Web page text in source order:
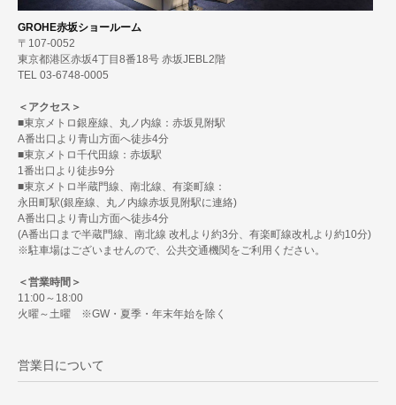
GROHE赤坂ショールーム
〒107-0052
東京都港区赤坂4丁目8番18号 赤坂JEBL2階
TEL 03-6748-0005
＜アクセス＞
■東京メトロ銀座線、丸ノ内線：赤坂見附駅
A番出口より青山方面へ徒歩4分
■東京メトロ千代田線：赤坂駅
1番出口より徒歩9分
■東京メトロ半蔵門線、南北線、有楽町線：
永田町駅(銀座線、丸ノ内線赤坂見附駅に連絡)
A番出口より青山方面へ徒歩4分
(A番出口まで半蔵門線、南北線 改札より約3分、有楽町線改札より約10分)
※駐車場はございませんので、公共交通機関をご利用ください。
＜営業時間＞
11:00～18:00
火曜～土曜 ※GW・夏季・年末年始を除く
営業日について